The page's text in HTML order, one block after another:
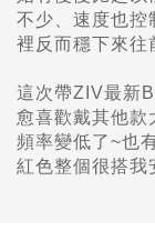
不少、速度也控
裡反而穩下來往
這次帶ZIV最新
愈喜歡戴其他款
頻率變低了~也
紅色整個很搭我